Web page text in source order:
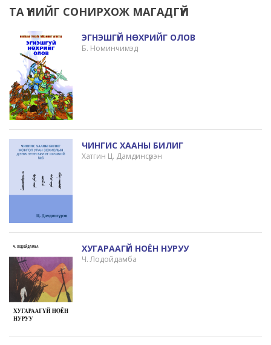
ТА ҮҮНИЙГ СОНИРХОЖ МАГАДГҮЙ
ЭГНЭШГҮЙ НӨХРИЙГ ОЛОВ
Б. Номинчимэд
ЧИНГИС ХААНЫ БИЛИГ
Хатгин Ц. Дамдинсүрэн
ХУГАРААГҮЙ НОЁН НУРУУ
Ч. Лодойдамба